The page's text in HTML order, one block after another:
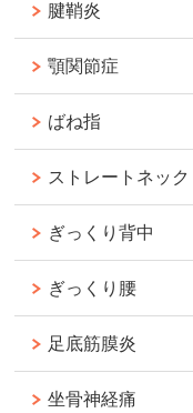
腱鞘炎
顎関節症
ばね指
ストレートネック
ぎっくり背中
ぎっくり腰
足底筋膜炎
坐骨神経痛